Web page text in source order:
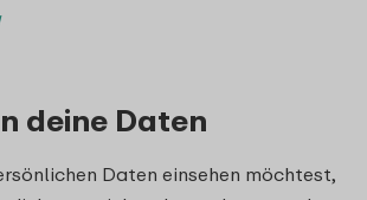
deine Daten
Daten einsehen möchtest,